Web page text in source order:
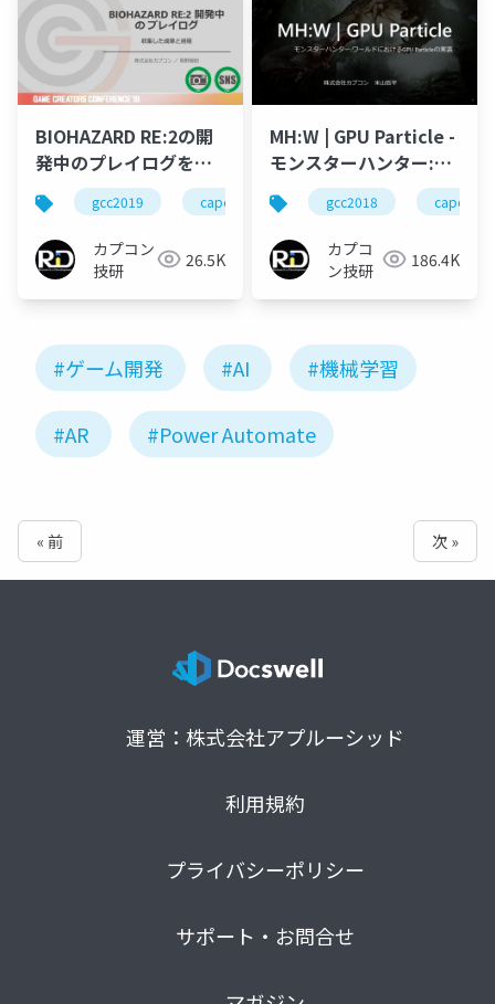
BIOHAZARD RE:2の開
発中のプレイログを収
集した成果と過程
gcc2019 capcom re engine r&d
カプコン
技研
26.5K
MH:W | GPU Particle -
モンスターハンター:ワ
ールドにおけるGPU
Particleの実装
gcc2018 capcom
カプコ
ン技研
186.4K
#ゲーム開発 #AI #機械学習
#AR #Power Automate
« 前 次 »
運営：株式会社アプルーシッド
利用規約
プライバシーポリシー
サポート・お問合せ